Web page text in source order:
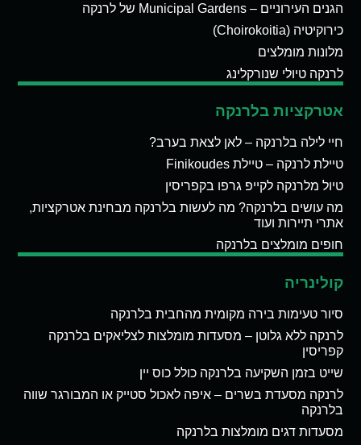
הגנים העירוניים – Municipal Gardens של לרנקה
כירוקיטיה (Choirokoitia)
מלונות מומלצים
לרנקה טיולי שנורקלינג
אטרקציות בלרנקה
חיי לילה בלרנקה – לאן לצאת בערב?
טיילת לרנקה – טיילת Finikoudes
טיול מלרנקה לקייפ גרפו בקפריסין
מה עושים בלרנקה? מה לעשות בלרנקה מבחינת אטרקציות,
אתרי תיירות ועוד
חופים מומלצים בלרנקה
קולינריה
סיור טעימות בירה מקומית מהחבית בלרנקה
לרנקה ללא גלוטן – מסעדות מומלצות לצליאקים בלרנקה
קפריסין
שייט בזמן השקיעה בלרנקה כולל כוס יין
לרנקה מסעדת בשרים – איפה לאכול סטייק או המבורגר שווה
בלרנקה
מסעדות דגים מומלצות בלרנקה